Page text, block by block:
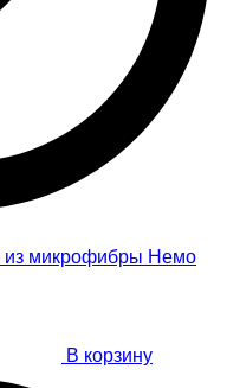
В корзину
из микрофибры Немо